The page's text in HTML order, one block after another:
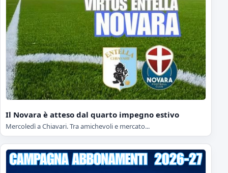
Il Novara è atteso dal quarto impegno estivo
Mercoledì a Chiavari. Tra amichevoli e mercato...